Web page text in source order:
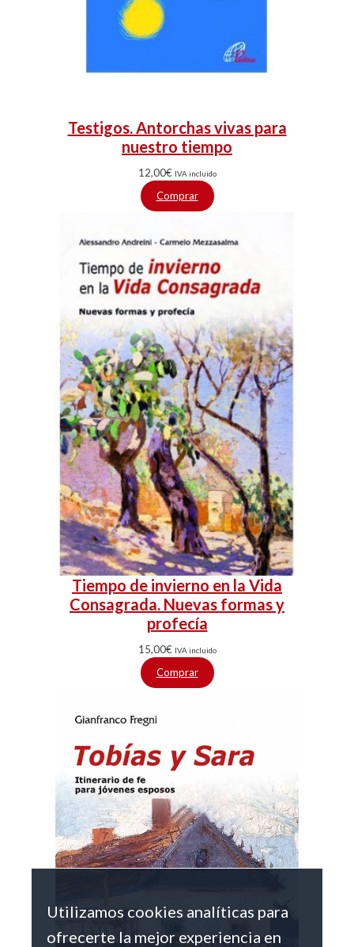
Testigos. Antorchas vivas para
nuestro tiempo
12,00€ IVA incluido
Comprar
Tiempo de invierno en la Vida
Consagrada. Nuevas formas y
profecía
15,00€ IVA incluido
Comprar
Utilizamos cookies analíticas para
ofrecerte la mejor experiencia en